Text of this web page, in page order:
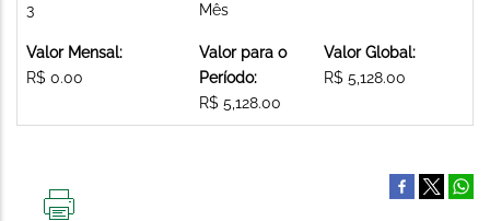
3
Mês
Valor Mensal:
R$ 0.00
Valor para o
Período:
R$ 5,128.00
Valor Global:
R$ 5,128.00